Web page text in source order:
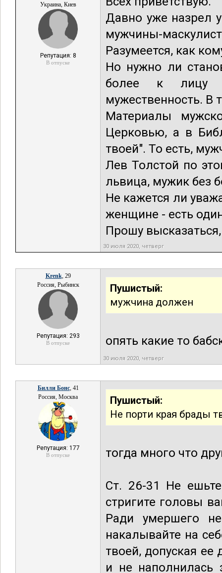
Украина, Киев
Репутация: 8
В отпуске
Давно уже назрел
мужчины-
Разумеется, как
Но нужно ли
более к лицу
мужественность. В
Материалы
Церковью, а в
твоей". То есть,
Лев Толстой по
львица, мужик без
Не кажется ли
женщине - есть
Прошу
30 июля 2020, четверг
Krenk, 29
Россия, Рыбинск
Репутация: 293
В отпуске
Пушистый:
мужчина должен
опять какие то
30 июля 2020, четверг
Билли Бонс, 41
Россия, Москва
Репутация: 177
В отпуске
Пушистый:
Не порти края брады
тогда много что
Ст. 26-31 Не
стригите головы
Ради умершего
накалывайте на
твоей, допуская ее
и не наполнилась